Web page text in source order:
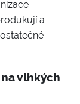
a
vlhkých